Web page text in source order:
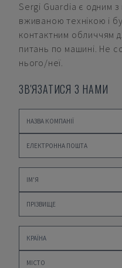
Sergi Guardia є одним з
вживаною технікою і
контактним обличчям
питань по машині. Не
нього/неї.
ЗВ'ЯЗАТИСЯ З НАМИ